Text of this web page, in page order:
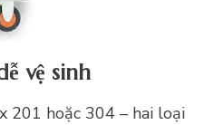
vệ sinh
201 hoặc 304 – hai loại